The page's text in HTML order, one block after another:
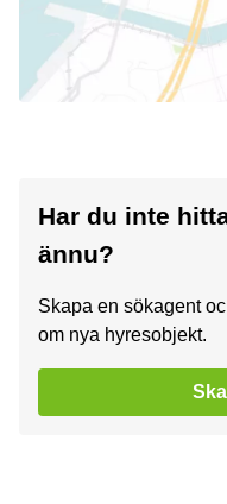
Har du inte
ännu?
Skapa en sökagent
om nya hyresobjekt.